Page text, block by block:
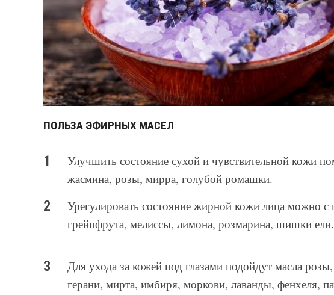
ПОЛЬЗА ЭФИРНЫХ МАСЕЛ
Улучшить состояние сухой и чувствительной кожи
жасмина, розы, мирра, голубой ромашки.
Урегулировать состояние жирной кожи лица можно
грейпфрута, мелиссы, лимона, розмарина, шишки ели.
Для ухода за кожей под глазами подойдут масла
герани, мирта, имбиря, моркови, лаванды, фенхеля,